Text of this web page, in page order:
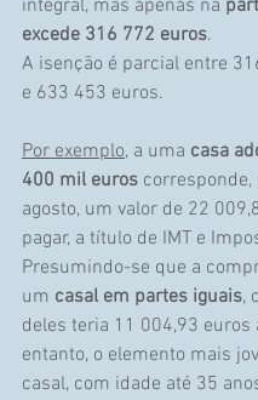
integral, mas apenas na
excede 316 772 euros.
A isenção é parcial entre
e 633 453 euros.
Por exemplo, a uma casa
400 mil euros corresponde,
agosto, um valor de 22
pagar, a título de IMT e
Presumindo-se que a
um casal em partes iguais,
deles teria 11 004,93 euros
entanto, o elemento mais
casal, com idade até 35